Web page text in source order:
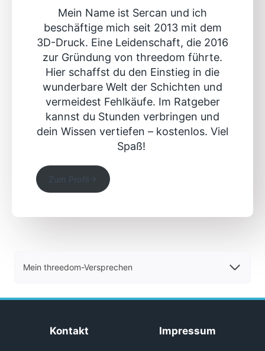
Mein Name ist Sercan und ich
beschäftige mich seit 2013 mit dem
3D-Druck. Eine Leidenschaft, die 2016
zur Gründung von threedom führte.
Hier schaffst du den Einstieg in die
wunderbare Welt der Schichten und
vermeidest Fehlkäufe. Im Ratgeber
kannst du Stunden verbringen und
dein Wissen vertiefen – kostenlos. Viel
Spaß!
Zum Profil
Mein threedom-Versprechen
Kontakt Impressum